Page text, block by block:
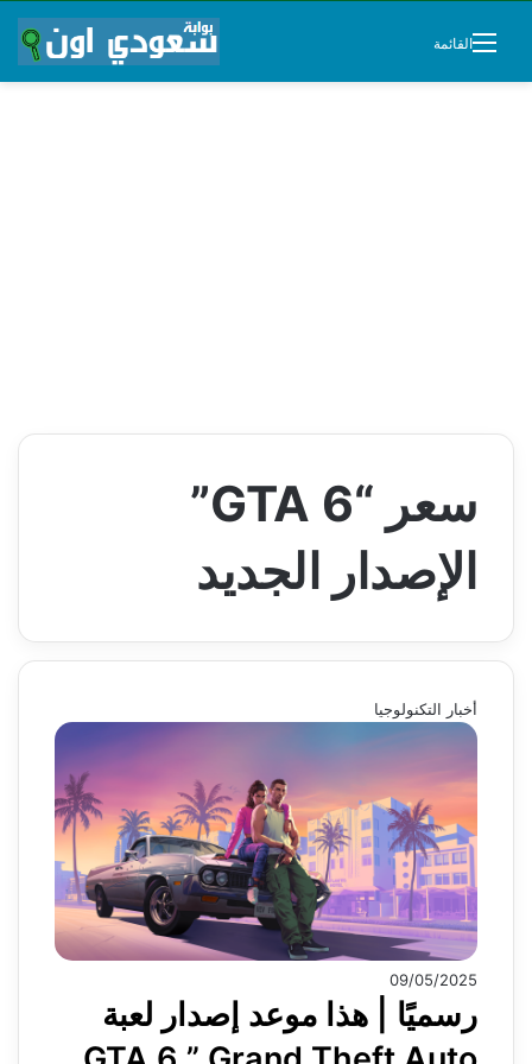
القائمة
سعر “GTA 6”
الإصدار الجديد
أخبار التكنولوجيا
09/05/2025
رسميًا | هذا موعد إصدار لعبة